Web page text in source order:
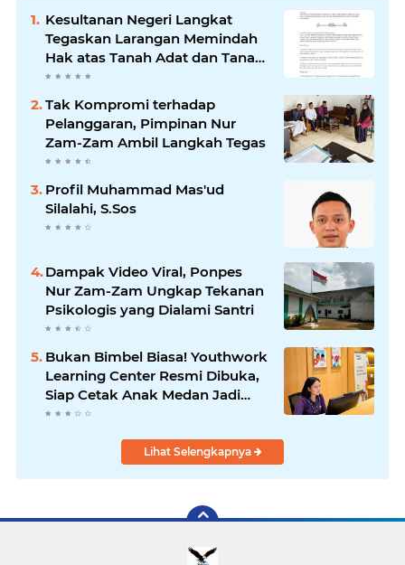
Kesultanan Negeri Langkat
Tegaskan Larangan Memindah
Hak atas Tanah Adat dan Tanah
Kesultanan
Tak Kompromi terhadap
Pelanggaran, Pimpinan Nur
Zam-Zam Ambil Langkah Tegas
Profil Muhammad Mas'ud
Silalahi, S.Sos
Dampak Video Viral, Ponpes
Nur Zam-Zam Ungkap Tekanan
Psikologis yang Dialami Santri
Bukan Bimbel Biasa! Youthwork
Learning Center Resmi Dibuka,
Siap Cetak Anak Medan Jadi
Pemimpin Berstandar Global
Lihat Selengkapnya